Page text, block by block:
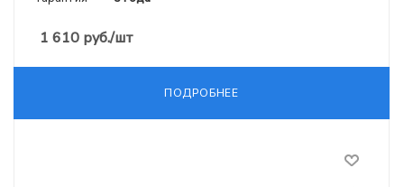
1 610 руб./шт
ПОДРОБНЕЕ